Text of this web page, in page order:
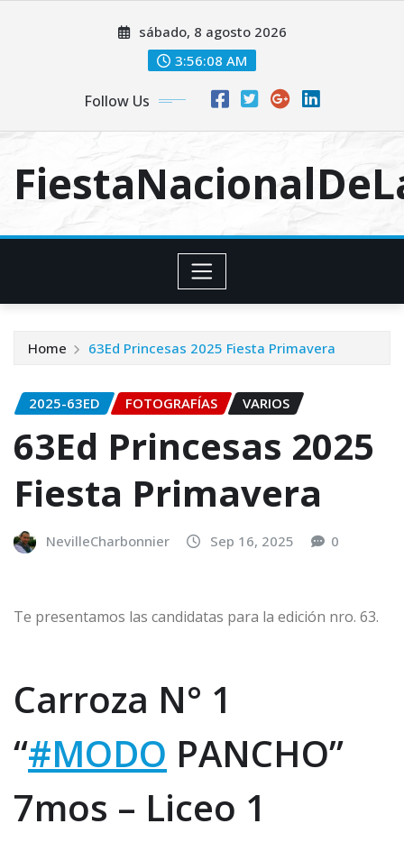
sábado, 8 agosto 2026
3:56:09 AM
Follow Us
Home 63Ed Princesas 2025 Fiesta Primavera
2025-63ED FOTOGRAFÍAS VARIOS
63Ed Princesas 2025
Fiesta Primavera
NevilleCharbonnier Sep 16, 2025 0
Te presentamos las candidatas para la edición nro. 63.
Carroza N° 1
“#MODO PANCHO”
7mos – Liceo 1